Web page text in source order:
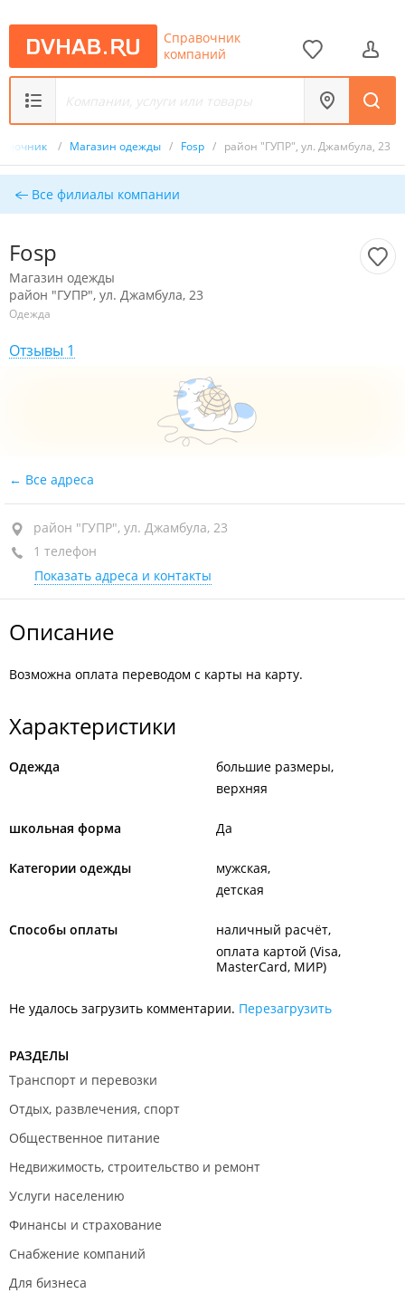
Справочник
компаний
/ Магазин одежды / Fosp / район "ГУПР", ул. Джамбула, 23
Все филиалы компании
Fosp
Магазин одежды
район "ГУПР", ул. Джамбула, 23
Одежда
Отзывы 1
Все адреса
район "ГУПР", ул. Джамбула, 23
1 телефон
Показать адреса и контакты
Описание
Возможна оплата переводом с карты на карту.
Характеристики
Одежда
большие размеры
верхняя
школьная форма Да
Категории одежды
мужская
детская
Способы оплаты
наличный расчёт
оплата картой (Visa,
MasterCard, МИР)
Не удалось загрузить комментарии. Перезагрузить
РАЗДЕЛЫ
Транспорт и перевозки
Отдых, развлечения, спорт
Общественное питание
Недвижимость, строительство и ремонт
Услуги населению
Финансы и страхование
Снабжение компаний
Для бизнеса